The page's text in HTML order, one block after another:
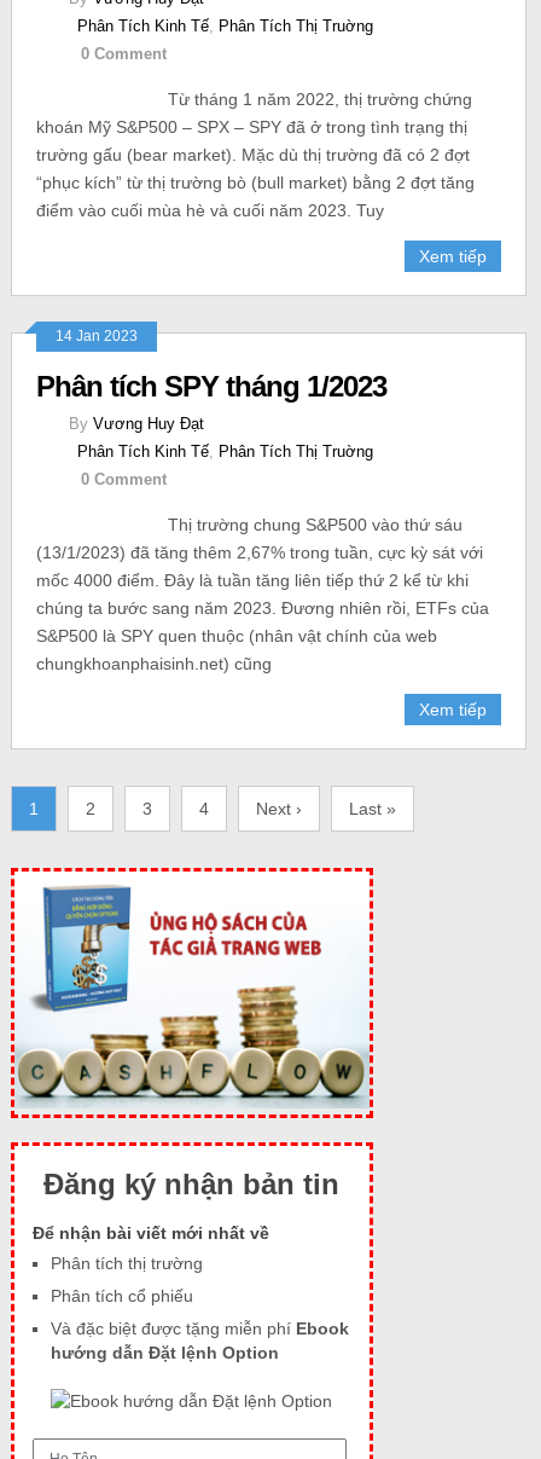
Phân Tích Kinh Tế, Phân Tích Thị Truờng
0 Comment
Từ tháng 1 năm 2022, thị trường chứng
khoán Mỹ S&P500 – SPX – SPY đã ở trong tình trạng thị
trường gấu (bear market). Mặc dù thị trường đã có 2 đợt
“phục kích” từ thị trường bò (bull market) bằng 2 đợt tăng
điểm vào cuối mùa hè và cuối năm 2023. Tuy
Xem tiếp
14 Jan 2023
Phân tích SPY tháng 1/2023
By Vương Huy Đạt
Phân Tích Kinh Tế, Phân Tích Thị Truờng
0 Comment
Thị trường chung S&P500 vào thứ sáu
(13/1/2023) đã tăng thêm 2,67% trong tuần, cực kỳ sát với
mốc 4000 điểm. Đây là tuần tăng liên tiếp thứ 2 kể từ khi
chúng ta bước sang năm 2023. Đương nhiên rồi, ETFs của
S&P500 là SPY quen thuộc (nhân vật chính của web
chungkhoanphaisinh.net) cũng
Xem tiếp
1 2 3 4 Next › Last »
Đăng ký nhận bản tin
Để nhận bài viết mới nhất về
Phân tích thị trường
Phân tích cổ phiếu
Và đặc biệt được tặng miễn phí Ebook
hướng dẫn Đặt lệnh Option